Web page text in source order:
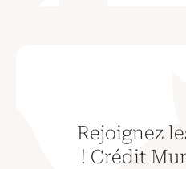
Rejoignez
Crédit